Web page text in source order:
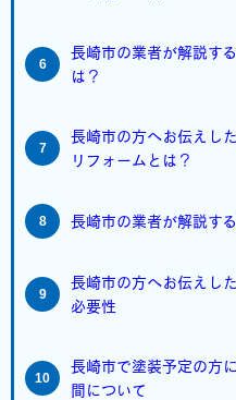
長崎市の業者が解説す
は？
長崎市の方へお伝えし
リフォームとは？
長崎市の業者が解説す
長崎市の方へお伝えし
必要性
長崎市で塗装予定の方
間について